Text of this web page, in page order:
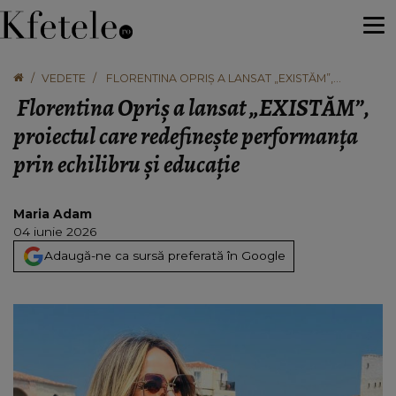
VEDETE
FLORENTINA OPRIȘ A LANSAT „EXISTĂM”,
PROIECTUL CARE REDEFINEȘTE PERFORMANȚA
PRIN ECHILIBRU ȘI EDUCAȚIE
Florentina Opriș a lansat „EXISTĂM”,
proiectul care redefinește performanța
prin echilibru și educație
Maria Adam
04 iunie 2026
Adaugă-ne ca sursă preferată în Google